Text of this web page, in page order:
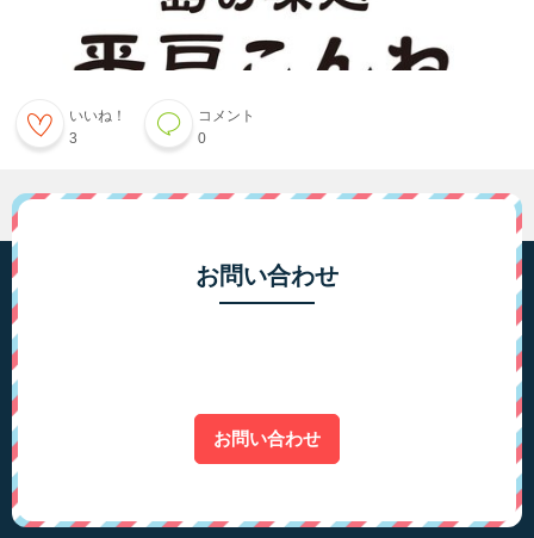
いいね！
3
コメント
0
お問い合わせ
お問い合わせ